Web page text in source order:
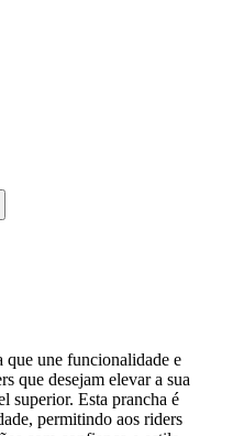
que une funcionalidade e
que desejam elevar a sua
superior. Esta prancha é
permitindo aos riders